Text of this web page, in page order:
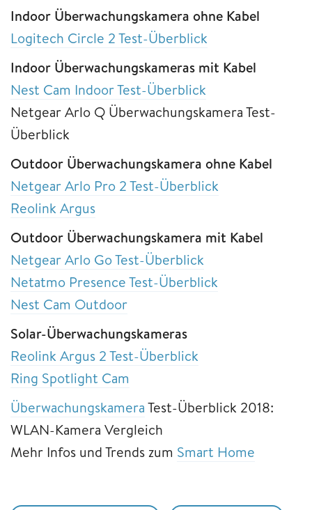
Indoor Überwachungskamera ohne Kabel
Logitech Circle 2 Test-Überblick
Indoor Überwachungskameras mit Kabel
Nest Cam Indoor Test-Überblick
Netgear Arlo Q Überwachungskamera Test-
Überblick
Outdoor Überwachungskamera ohne Kabel
Netgear Arlo Pro 2 Test-Überblick
Reolink Argus
Outdoor Überwachungskamera mit Kabel
Netgear Arlo Go Test-Überblick
Netatmo Presence Test-Überblick
Nest Cam Outdoor
Solar-Überwachungskameras
Reolink Argus 2 Test-Überblick
Ring Spotlight Cam
ÜberwachungskameraTest-Überblick 2018:
WLAN-Kamera Vergleich
Mehr Infos und Trends zum Smart Home